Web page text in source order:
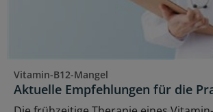
Vitamin-B12-Mangel
Aktuelle Empfehlungen für die